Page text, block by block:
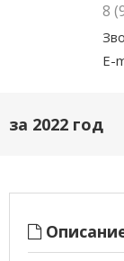
8
E-
за 2022 год